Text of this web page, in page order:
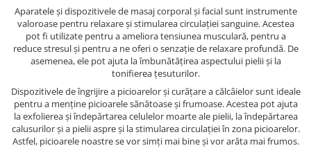
Aparatele și dispozitivele de masaj corporal și facial sunt instrumente
valoroase pentru relaxare și stimularea circulației sanguine. Acestea
pot fi utilizate pentru a ameliora tensiunea musculară, pentru a
reduce stresul și pentru a ne oferi o senzație de relaxare profundă. De
asemenea, ele pot ajuta la îmbunătățirea aspectului pielii și la
tonifierea țesuturilor.
Dispozitivele de îngrijire a picioarelor și curățare a călcâielor sunt ideale
pentru a menține picioarele sănătoase și frumoase. Acestea pot ajuta
la exfolierea și îndepărtarea celulelor moarte ale pielii, la îndepărtarea
calusurilor și a pielii aspre și la stimularea circulației în zona picioarelor.
Astfel, picioarele noastre se vor simți mai bine și vor arăta mai frumos.